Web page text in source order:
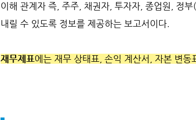
이해 관계자 즉, 주주, 채권자, 투자자, 종업원, 정
내릴 수 있도록 정보를 제공하는 보고서이다.
재무제표에는 재무 상태표, 손익 계산서, 자본 변동